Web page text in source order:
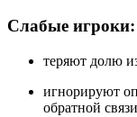
Слабые игроки:
теряют долю
игнорируют
обратной